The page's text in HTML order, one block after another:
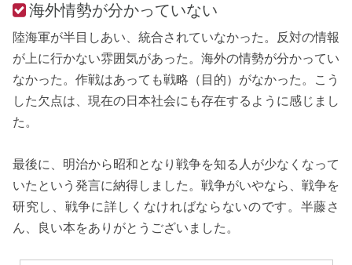
海外情勢が分かっていない
陸海軍が半目しあい、統合されていなかった。反対の情報
が上に行かない雰囲気があった。海外の情勢が分かってい
なかった。作戦はあっても戦略（目的）がなかった。こう
した欠点は、現在の日本社会にも存在するように感じまし
た。
最後に、明治から昭和となり戦争を知る人が少なくなって
いたという発言に納得しました。戦争がいやなら、戦争を
研究し、戦争に詳しくなければならないのです。半藤さ
ん、良い本をありがとうございました。